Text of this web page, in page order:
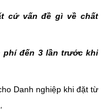
cứ vấn đề gì về chất
phí đến 3 lần trước khi
Danh nghiệp khi đặt từ